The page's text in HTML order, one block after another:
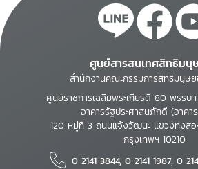
ศูนย์สารสนเทศสิทธิมนุ
สำนักงานคณะกรรมการสิทธิมนุษ
ศูนย์ราชการเฉลิมพระเกียรติ 80 พรรษ
อาคารรัฐประศาสนภักดี (อาคา
120 หมู่ที่ 3 ถนนแจ้งวัฒนะ แขวงทุ่งส
กรุงเทพฯ 10210
0 2141 3844, 0 2141 1987, 0